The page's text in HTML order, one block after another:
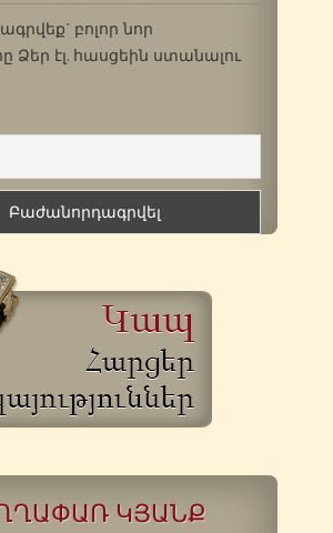
բոլոր նոր
Ձեր էլ. հասցեին ստանալու
ԿՅԱՆՔ